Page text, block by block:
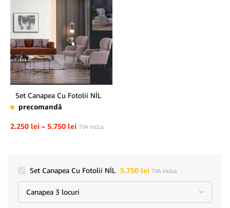
Set Canapea Cu Fotolii NİL
precomandă
2.250 lei – 5.750 lei TVA Inclus
Set Canapea Cu Fotolii NİL 5.750 lei TVA Inclus